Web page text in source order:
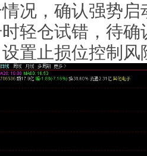
况，确认强势
轻仓试错，待
置止损位控制风